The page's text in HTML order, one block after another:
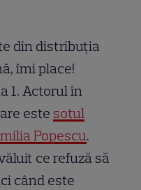
din distribuția
îmi place!
1. Actorul în
este soțul
Popescu.
ce refuză să
când este